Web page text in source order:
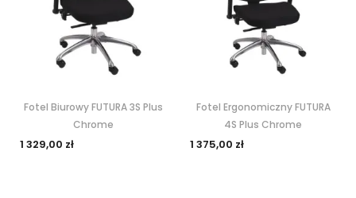
Fotel Biurowy FUTURA 3S Plus
Chrome
1 329,00 zł
Fotel Ergonomiczny FUTURA
4S Plus Chrome
1 375,00 zł